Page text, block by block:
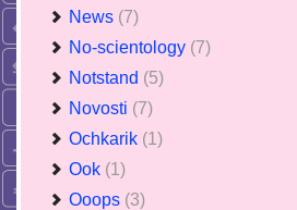
News (7)
No-scientology (7)
Notstand (5)
Novosti (7)
Ochkarik (1)
Ook (1)
Ooops (3)